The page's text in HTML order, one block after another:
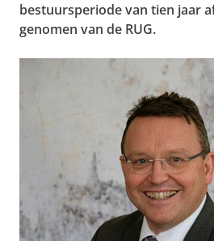
bestuursperiode van tien jaar
genomen van de RUG.